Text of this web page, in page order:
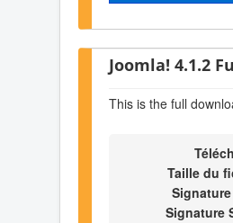
Joomla! 4.1.2
This is the full
Taille du
Signature